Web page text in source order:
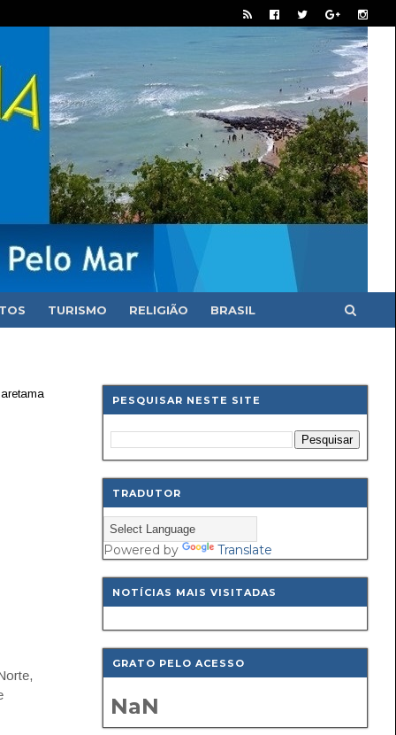
TURISMO RELIGIÃO BRASIL
PESQUISAR NESTE SITE
TRADUTOR
Powered by Translate
NOTÍCIAS MAIS VISITADAS
GRATO PELO ACESSO
NaN